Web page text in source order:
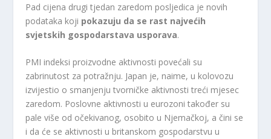
Pad cijena drugi tjedan zaredom posljedica je novih
podataka koji pokazuju da se rast najvećih
svjetskih gospodarstava usporava.
PMI indeksi proizvodne aktivnosti povećali su
zabrinutost za potražnju. Japan je, naime, u kolovozu
izvijestio o smanjenju tvorničke aktivnosti treći mjesec
zaredom. Poslovne aktivnosti u eurozoni također su
pale više od očekivanog, osobito u Njemačkoj, a čini se
i da će se aktivnosti u britanskom gospodarstvu u